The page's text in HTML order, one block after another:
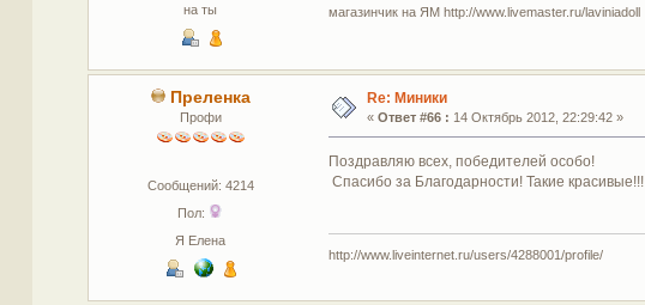
на ты
магазинчик на ЯМ http://www.livemaster.ru/laviniadoll
Преленка
Профи
Сообщений: 4214
Пол:
Я Елена
Re: Миники
« Ответ #66 : 14 Октябрь 2012, 22:29:42 »
Поздравляю всех, победителей особо!
Спасибо за Благодарности! Такие красивые!!!
http://www.liveinternet.ru/users/4288001/profile/